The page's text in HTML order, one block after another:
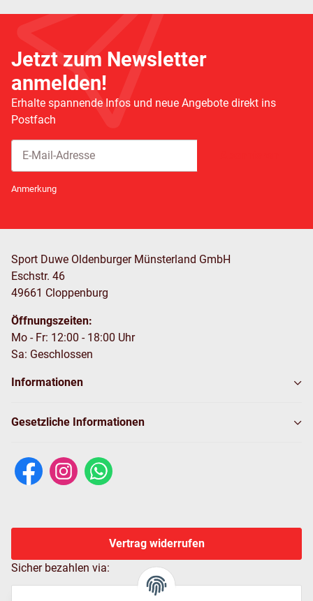
Jetzt zum Newsletter
anmelden!
Erhalte spannende Infos und neue Angebote direkt ins
Postfach
Anmerkung
Sport Duwe Oldenburger Münsterland GmbH
Eschstr. 46
49661 Cloppenburg
Öffnungszeiten:
Mo - Fr: 12:00 - 18:00 Uhr
Sa: Geschlossen
Informationen
Gesetzliche Informationen
Vertrag widerrufen
Sicher bezahlen via: